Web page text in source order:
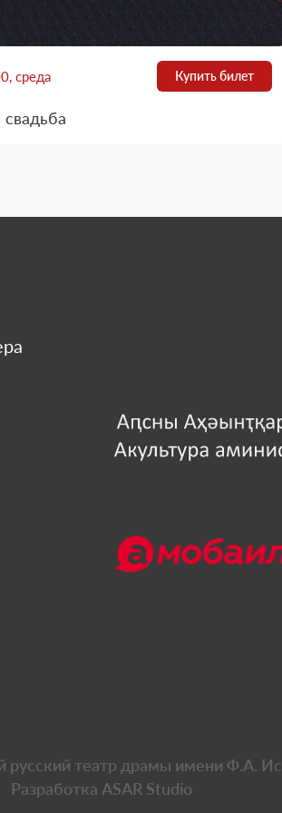
среда Купить билет
свадьба
русский театр драмы имени Ф.А.
Разработка ASAR Studio